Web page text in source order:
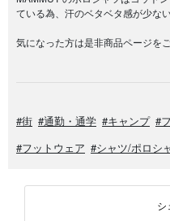
ている為、汗のベタベタ感が少な
気になった方は是非商品ページを
#街 #通勤・通学 #キャンプ #
#フットウェア #シャツ/ポロシ
シ